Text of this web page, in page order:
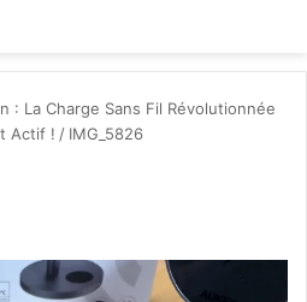
: La Charge Sans Fil Révolutionnée
Actif ! / IMG_5826